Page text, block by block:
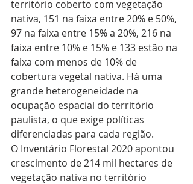
território coberto com vegetação
nativa, 151 na faixa entre 20% e 50%,
97 na faixa entre 15% a 20%, 216 na
faixa entre 10% e 15% e 133 estão na
faixa com menos de 10% de
cobertura vegetal nativa. Há uma
grande heterogeneidade na
ocupação espacial do território
paulista, o que exige políticas
diferenciadas para cada região.
O Inventário Florestal 2020 apontou
crescimento de 214 mil hectares de
vegetação nativa no território